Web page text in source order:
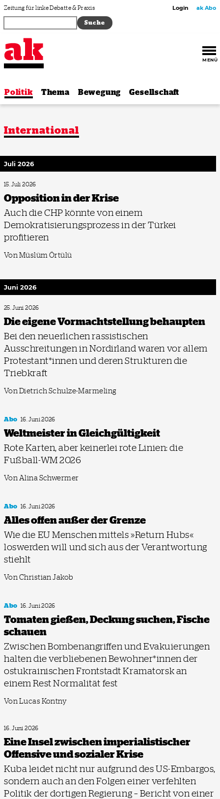
Zum Inhalt springen
Zeitung für linke Debatte & Praxis Login ak Abo
MENÜ
Politik Thema Bewegung Gesellschaft
International
Juli 2026
15. Juli 2026
Opposition in der Krise
Auch die CHP könnte von einem
Demokratisierungsprozess in der Türkei
profitieren
Von Müslüm Örtülü
Juni 2026
25. Juni 2026
Die eigene Vormachtstellung behaupten
Bei den neuerlichen rassistischen
Ausschreitungen in Nordirland waren vor allem
Protestant*innen und deren Strukturen die
Triebkraft
Von Dietrich Schulze-Marmeling
Abo 16. Juni 2026
Weltmeister in Gleichgültigkeit
Rote Karten, aber keinerlei rote Linien: die
Fußball-WM 2026
Von Alina Schwermer
Abo 16. Juni 2026
Alles offen außer der Grenze
Wie die EU Menschen mittels »Return Hubs«
loswerden will und sich aus der Verantwortung
stiehlt
Von Christian Jakob
Abo 16. Juni 2026
Tomaten gießen, Deckung suchen, Fische
schauen
Zwischen Bombenangriffen und Evakuierungen
halten die verbliebenen Bewohner*innen der
ostukrainischen Frontstadt Kramatorsk an
einem Rest Normalität fest
Von Lucas Kontny
16. Juni 2026
Eine Insel zwischen imperialistischer
Offensive und sozialer Krise
Kuba leidet nicht nur aufgrund des US-Embargos,
sondern auch an den Folgen einer verfehlten
Politik der dortigen Regierung – Bericht von einer